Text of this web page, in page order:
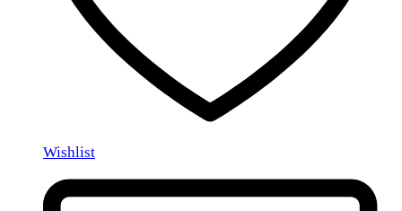
Wishlist